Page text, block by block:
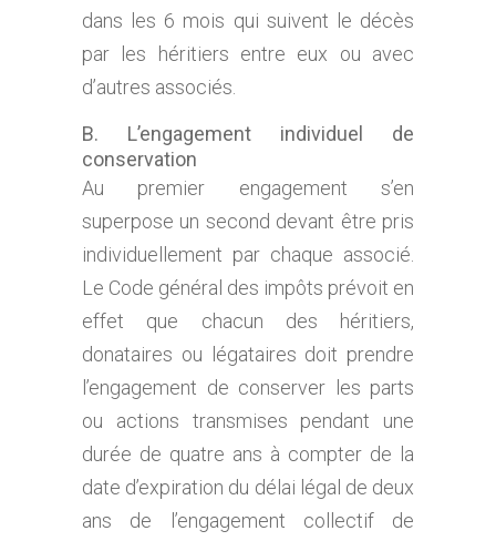
dans les 6 mois qui suivent le décès
par les héritiers entre eux ou avec
d’autres associés.
B. L’engagement individuel de
conservation
Au premier engagement s’en
superpose un second devant être pris
individuellement par chaque associé.
Le Code général des impôts prévoit en
effet que chacun des héritiers,
donataires ou légataires doit prendre
l’engagement de conserver les parts
ou actions transmises pendant une
durée de quatre ans à compter de la
date d’expiration du délai légal de deux
ans de l’engagement collectif de